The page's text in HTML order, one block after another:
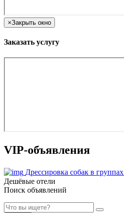
×Закрыть окно
Заказать услугу
VIP-объявления
Дрессировка собак в группах
Дешёвые отели
Поиск объявлений